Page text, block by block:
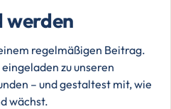
werden
regelmäßigen Beitrag.
zu unseren
– und gestaltest mit, wie
wächst.